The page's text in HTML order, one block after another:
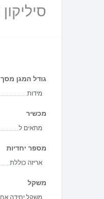
גודל המגן מסך
מידות
מכשיר
מתאים ל
מספר יחדיות
אריזה כוללת
משקל
משקל יחידה